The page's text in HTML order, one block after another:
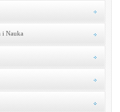
i Nauka